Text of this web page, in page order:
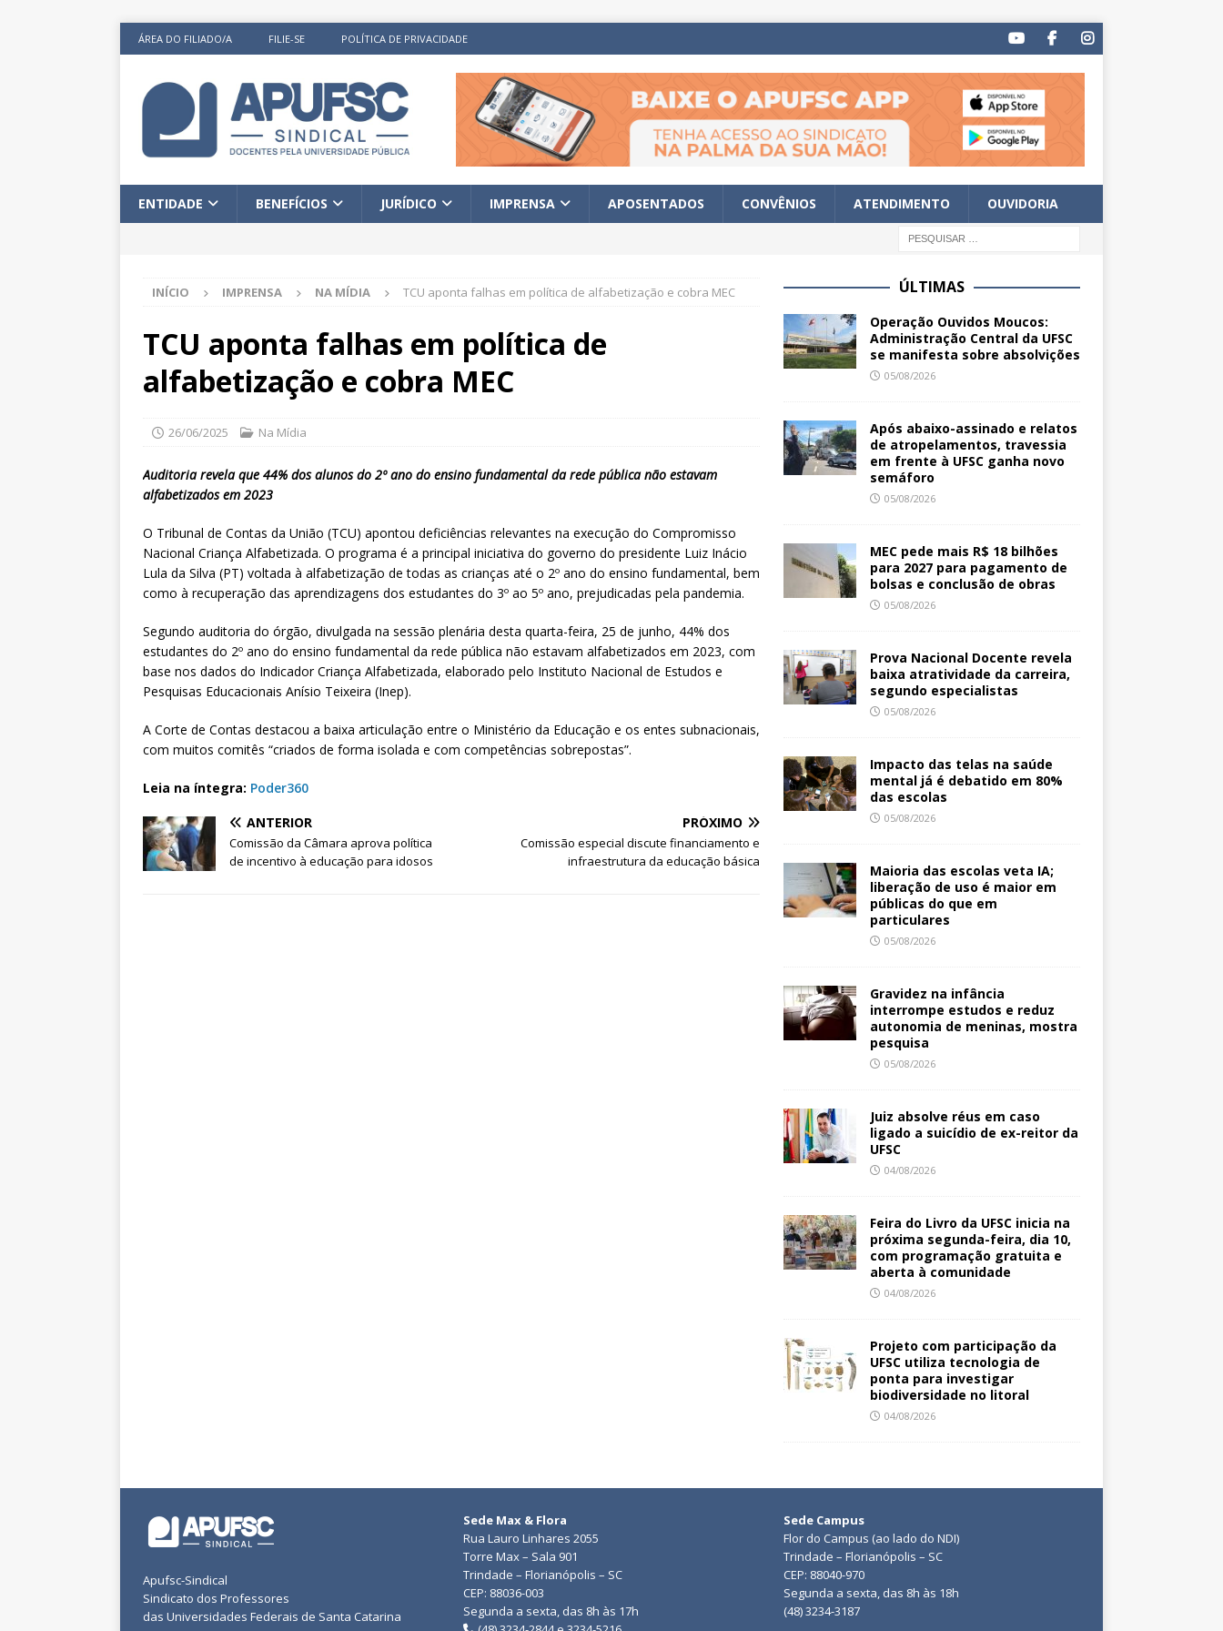
ÁREA DO FILIADO/A FILIE-SE POLÍTICA DE PRIVACIDADE
ENTIDADE BENEFÍCIOS JURÍDICO IMPRENSA APOSENTADOS CONVÊNIOS ATENDIMENTO OUVIDORIA
INÍCIO IMPRENSA NA MÍDIA TCU aponta falhas em política de alfabetização e cobra MEC
TCU aponta falhas em política de
alfabetização e cobra MEC
26/06/2025 Na Mídia
Auditoria revela que 44% dos alunos do 2º ano do ensino fundamental da rede pública não estavam
alfabetizados em 2023
O Tribunal de Contas da União (TCU) apontou deficiências relevantes na execução do Compromisso
Nacional Criança Alfabetizada. O programa é a principal iniciativa do governo do presidente Luiz Inácio
Lula da Silva (PT) voltada à alfabetização de todas as crianças até o 2º ano do ensino fundamental, bem
como à recuperação das aprendizagens dos estudantes do 3º ao 5º ano, prejudicadas pela pandemia.
Segundo auditoria do órgão, divulgada na sessão plenária desta quarta-feira, 25 de junho, 44% dos
estudantes do 2º ano do ensino fundamental da rede pública não estavam alfabetizados em 2023, com
base nos dados do Indicador Criança Alfabetizada, elaborado pelo Instituto Nacional de Estudos e
Pesquisas Educacionais Anísio Teixeira (Inep).
A Corte de Contas destacou a baixa articulação entre o Ministério da Educação e os entes subnacionais,
com muitos comitês “criados de forma isolada e com competências sobrepostas”.
Leia na íntegra: Poder360
ANTERIOR
Comissão da Câmara aprova política
de incentivo à educação para idosos
PRÓXIMO
Comissão especial discute financiamento e
infraestrutura da educação básica
ÚLTIMAS
Operação Ouvidos Moucos:
Administração Central da UFSC
se manifesta sobre absolvições
05/08/2026
Após abaixo-assinado e relatos
de atropelamentos, travessia
em frente à UFSC ganha novo
semáforo
05/08/2026
MEC pede mais R$ 18 bilhões
para 2027 para pagamento de
bolsas e conclusão de obras
05/08/2026
Prova Nacional Docente revela
baixa atratividade da carreira,
segundo especialistas
05/08/2026
Impacto das telas na saúde
mental já é debatido em 80%
das escolas
05/08/2026
Maioria das escolas veta IA;
liberação de uso é maior em
públicas do que em
particulares
05/08/2026
Gravidez na infância
interrompe estudos e reduz
autonomia de meninas, mostra
pesquisa
05/08/2026
Juiz absolve réus em caso
ligado a suicídio de ex-reitor da
UFSC
04/08/2026
Feira do Livro da UFSC inicia na
próxima segunda-feira, dia 10,
com programação gratuita e
aberta à comunidade
04/08/2026
Projeto com participação da
UFSC utiliza tecnologia de
ponta para investigar
biodiversidade no litoral
04/08/2026
Apufsc-Sindical
Sindicato dos Professores
das Universidades Federais de Santa Catarina
Sede Max & Flora
Rua Lauro Linhares 2055
Torre Max – Sala 901
Trindade – Florianópolis – SC
CEP: 88036-003
Segunda a sexta, das 8h às 17h
Sede Campus
Flor do Campus (ao lado do NDI)
Trindade – Florianópolis – SC
CEP: 88040-970
Segunda a sexta, das 8h às 18h
(48) 3234-3187